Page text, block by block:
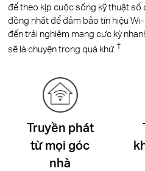
để theo kịp cuộc sống kỹ thuật
đồng nhất để đảm bảo tín hiệu
đến trải nghiệm mạng cực kỳ
sẽ là chuyện trong quá khứ. †
Truyền phát
từ mọi góc
nhà